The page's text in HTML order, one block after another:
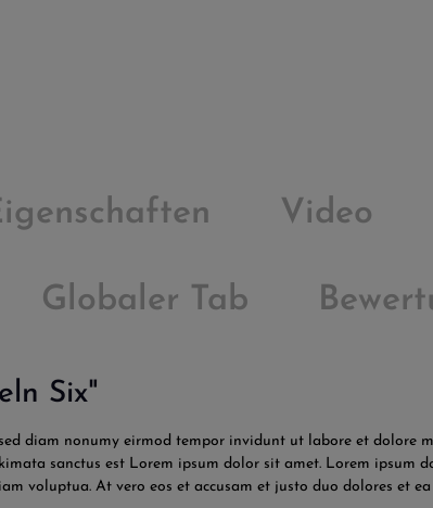
Video
Globaler Tab
Six"
diam nonumy eirmod tempor invidunt ut labore et dolore
sanctus est Lorem ipsum dolor sit amet. Lorem
voluptua. At vero eos et accusam et justo duo dolores et